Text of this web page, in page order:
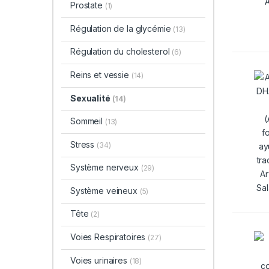
Prostate (1)
Régulation de la glycémie (13)
Régulation du cholesterol (6)
Reins et vessie (14)
Sexualité (14)
Sommeil (13)
Stress (34)
Système nerveux (29)
Système veineux (5)
Tête (2)
Voies Respiratoires (27)
Voies urinaires (18)